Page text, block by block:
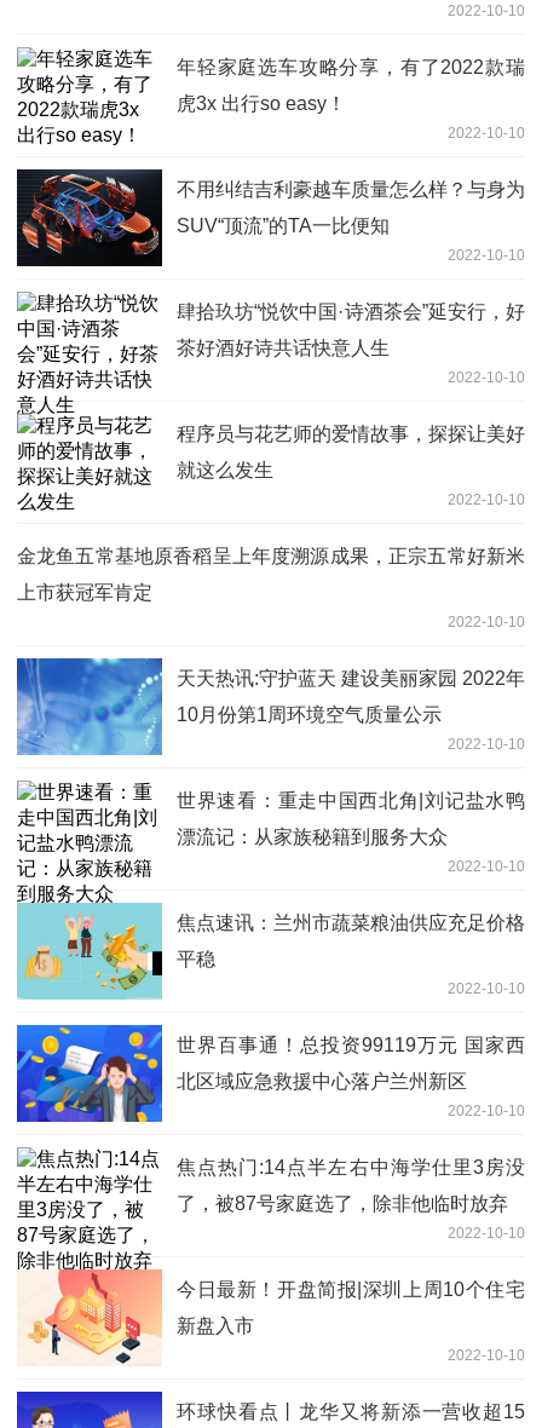
2022-10-10
年轻家庭选车攻略分享，有了2022款瑞
虎3x 出行so easy！
2022-10-10
不用纠结吉利豪越车质量怎么样？与身为
SUV“顶流”的TA一比便知
2022-10-10
肆拾玖坊“悦饮中国·诗酒茶会”延安行，好
茶好酒好诗共话快意人生
2022-10-10
程序员与花艺师的爱情故事，探探让美好
就这么发生
2022-10-10
金龙鱼五常基地原香稻呈上年度溯源成果，正宗五常好新米
上市获冠军肯定
2022-10-10
天天热讯:守护蓝天 建设美丽家园 2022年
10月份第1周环境空气质量公示
2022-10-10
世界速看：重走中国西北角|刘记盐水鸭
漂流记：从家族秘籍到服务大众
2022-10-10
焦点速讯：兰州市蔬菜粮油供应充足价格
平稳
2022-10-10
世界百事通！总投资99119万元 国家西
北区域应急救援中心落户兰州新区
2022-10-10
焦点热门:14点半左右中海学仕里3房没
了，被87号家庭选了，除非他临时放弃
2022-10-10
今日最新！开盘简报|深圳上周10个住宅
新盘入市
2022-10-10
环球快看点丨龙华又将新添一营收超15